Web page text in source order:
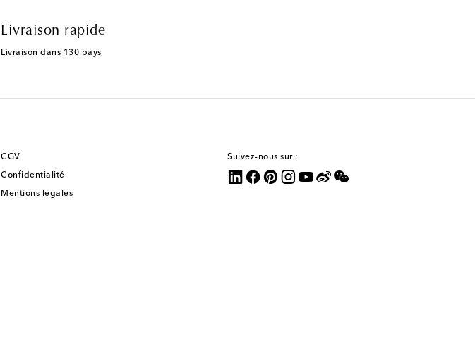
Livraison rapide
Livraison dans 130 pays
CGV
Confidentialité
Mentions légales
Suivez-nous sur :